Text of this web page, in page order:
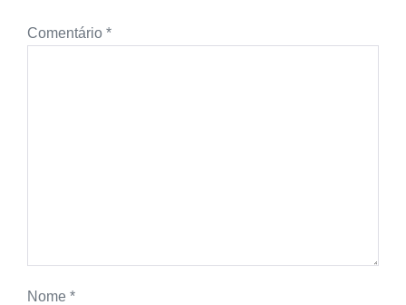
Comentário *
Nome *